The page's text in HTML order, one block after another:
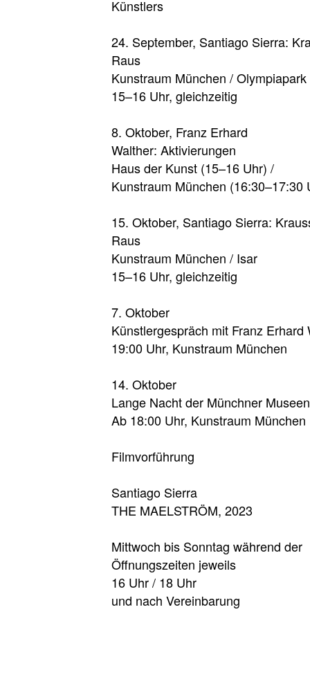
Künstlers
24. September, Santiago Sierra:
Raus
Kunstraum München / Olympiapark
15–16 Uhr, gleichzeitig
8. Oktober, Franz Erhard
Walther: Aktivierungen
Haus der Kunst (15–16 Uhr) /
Kunstraum München (16:30–17:30
15. Oktober, Santiago Sierra:
Raus
Kunstraum München / Isar
15–16 Uhr, gleichzeitig
7. Oktober
Künstlergespräch mit Franz Erhard
19:00 Uhr, Kunstraum München
14. Oktober
Lange Nacht der Münchner
Ab 18:00 Uhr, Kunstraum München
Filmvorführung
Santiago Sierra
THE MAELSTRÖM, 2023
Mittwoch bis Sonntag während der
Öffnungszeiten jeweils
16 Uhr / 18 Uhr
und nach Vereinbarung